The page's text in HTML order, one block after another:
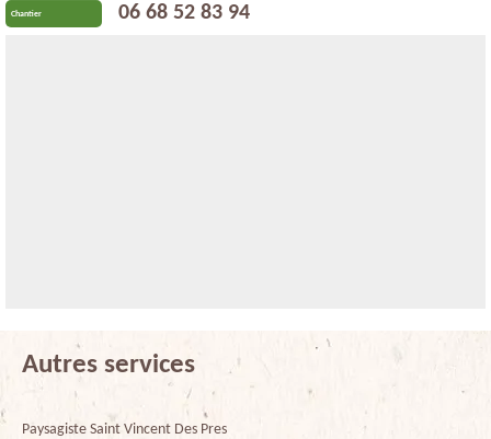
Chantier 06 68 52 83 94
Autres services
Paysagiste Saint Vincent Des Pres